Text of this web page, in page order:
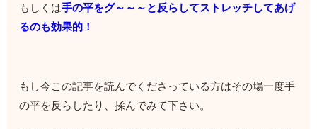
もしくは手の平をグ～～～と反らしてストレッチしてあげ
るのも効果的！
もし今この記事を読んでくださっている方はその場一度手
の平を反らしたり、揉んでみて下さい。